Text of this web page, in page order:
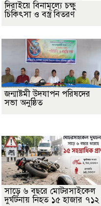
দিরাইয়ে বিনামূল্যে চক্ষু
চিকিৎসা ও বস্ত্র বিতরণ
জন্মাষ্টমী উদযাপন পরিষদের
সভা অনুষ্ঠিত
সাড়ে ৬ বছরে মোটরসাইকেল
দুর্ঘটনায় নিহত ১৫ হাজার ৭১২